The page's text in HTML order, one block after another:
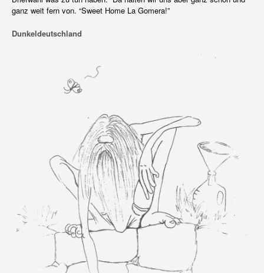
ganz weit fern von. “Sweet Home La Gomera!”
Dunkeldeutschland